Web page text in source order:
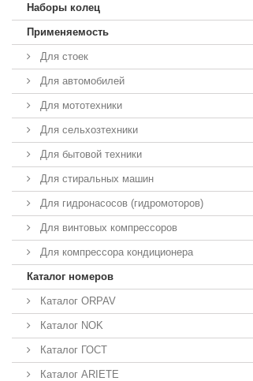
Наборы колец
Применяемость
Для стоек
Для автомобилей
Для мототехники
Для сельхозтехники
Для бытовой техники
Для стиральных машин
Для гидронасосов (гидромоторов)
Для винтовых компрессоров
Для компрессора кондиционера
Каталог номеров
Каталог ORPAV
Каталог NOK
Каталог ГОСТ
Каталог ARIETE